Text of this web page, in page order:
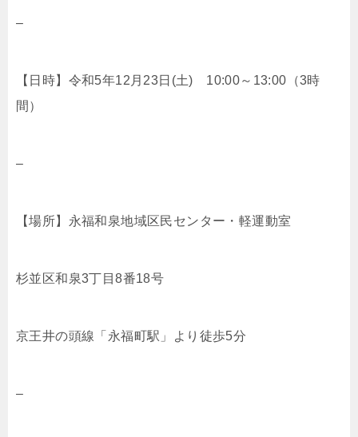
–
【日時】令和5年12月23日(土) 10:00～13:00（3時
間）
–
【場所】永福和泉地域区民センター・軽運動室
杉並区和泉3丁目8番18号
京王井の頭線「永福町駅」より徒歩5分
–